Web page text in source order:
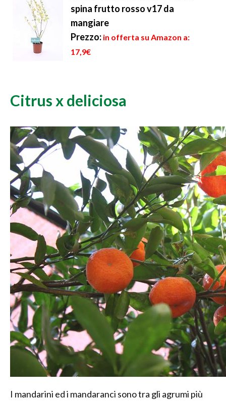
spina frutto rosso v17 da
mangiare
Prezzo: in offerta su Amazon a:
17,9€
Citrus x deliciosa
I mandarini ed i mandaranci sono tra gli agrumi più